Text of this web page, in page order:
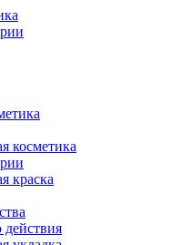
косметика
краска